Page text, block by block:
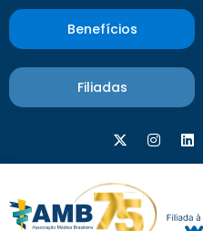
Benefícios
Filiadas